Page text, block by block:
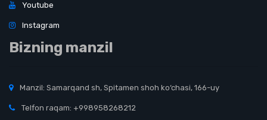
Youtube
Instagram
Bizning manzil
Manzil: Samarqand sh, Spitamen shoh ko‘chasi, 166-uy
Telfon raqam: +998958268212